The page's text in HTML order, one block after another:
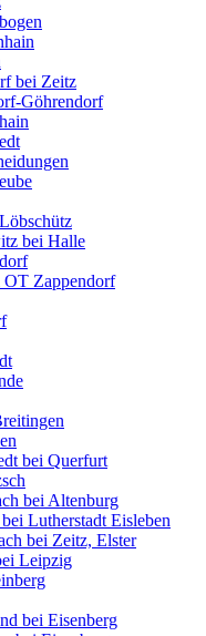
bei Zeitz
Göhrendorf
bei Halle
Zappendorf
bei Querfurt
bei Altenburg
Lutherstadt Eisleben
bei Zeitz, Elster
Leipzig
bei Eisenberg